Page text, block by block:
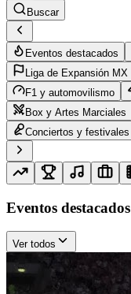
Buscar
Eventos destacados
Liga de Expansión MX
F1 y automovilismo
Box y Artes Marciales
Conciertos y festivales
Eventos destacados
Ver todos